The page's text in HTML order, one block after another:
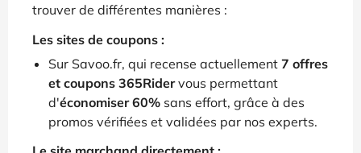
trouver de différentes manières :
Les sites de coupons :
Sur Savoo.fr, qui recense actuellement 7 offres
et coupons 365Ridervous permettant
d'économiser 60% sans effort, grâce à des
promos vérifiées et validées par nos experts.